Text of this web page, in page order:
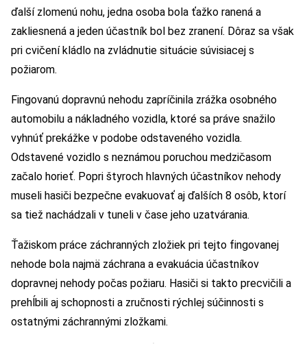
ďalší zlomenú nohu, jedna osoba bola ťažko ranená a
zakliesnená a jeden účastník bol bez zranení. Dôraz sa však
pri cvičení kládlo na zvládnutie situácie súvisiacej s
požiarom.
Fingovanú dopravnú nehodu zapríčinila zrážka osobného
automobilu a nákladného vozidla, ktoré sa práve snažilo
vyhnúť prekážke v podobe odstaveného vozidla.
Odstavené vozidlo s neznámou poruchou medzičasom
začalo horieť. Popri štyroch hlavných účastníkov nehody
museli hasiči bezpečne evakuovať aj ďalších 8 osôb, ktorí
sa tiež nachádzali v tuneli v čase jeho uzatvárania.
Ťažiskom práce záchranných zložiek pri tejto fingovanej
nehode bola najmä záchrana a evakuácia účastníkov
dopravnej nehody počas požiaru. Hasiči si takto precvičili a
prehĺbili aj schopnosti a zručnosti rýchlej súčinnosti s
ostatnými záchrannými zložkami.